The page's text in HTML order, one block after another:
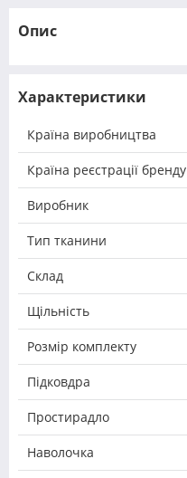
Опис
Характеристики
Країна виробництва
Країна реєстрації бренду
Виробник
Тип тканини
Склад
Щільність
Розмір комплекту
Підковдра
Простирадло
Наволочка